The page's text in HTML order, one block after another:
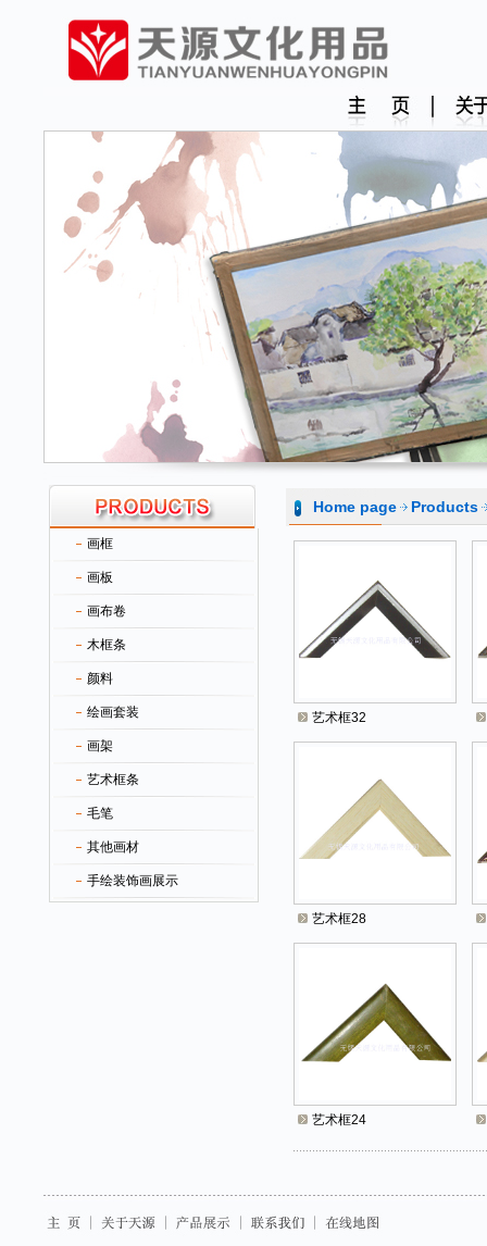
画框
画板
画布卷
木框条
颜料
绘画套装
画架
艺术框条
毛笔
其他画材
手绘装饰画展示
Home page Products
艺术框32
艺术框28
艺术框24